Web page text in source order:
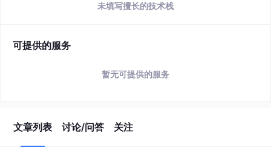
未填写擅长的技术栈
可提供的服务
暂无可提供的服务
文章列表 讨论/问答 关注